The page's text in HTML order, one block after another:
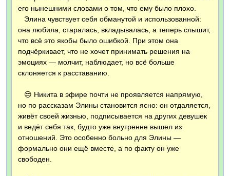
его нынешними словами о том, что ему было плохо.
Элина чувствует себя обманутой и использованной:
она любила, старалась, вкладывалась, а теперь слышит,
что всё это якобы было ошибкой. При этом она
подчёркивает, что не хочет принимать решения на
эмоциях — молчит, наблюдает, но всё больше
склоняется к расставанию.
😔 Никита в эфире почти не проявляется напрямую,
но по рассказам Элины становится ясно: он отдаляется,
живёт своей жизнью, подписывается на других девушек
и ведёт себя так, будто уже внутренне вышел из
отношений. Это особенно больно для Элины —
формально они ещё вместе, а по факту он уже
свободен.